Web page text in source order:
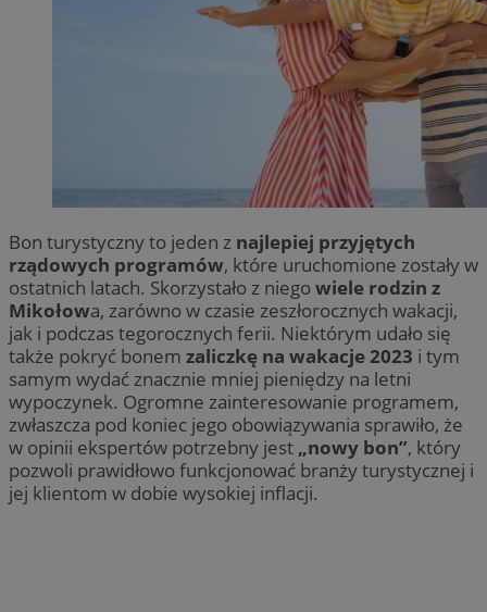
Bon turystyczny to jeden z najlepiej przyjętych
rządowych programów, które uruchomione zostały w
ostatnich latach. Skorzystało z niegowiele rodzin z
Mikołowa, zarówno w czasie zeszłorocznych wakacji,
jak i podczas tegorocznych ferii. Niektórym udało się
także pokryć bonem zaliczkę na wakacje 2023 i tym
samym wydać znacznie mniej pieniędzy na letni
wypoczynek. Ogromne zainteresowanie programem,
zwłaszcza pod koniec jego obowiązywania sprawiło, że
w opinii ekspertów potrzebny jest „nowy bon”, który
pozwoli prawidłowo funkcjonować branży turystycznej i
jej klientom w dobie wysokiej inflacji.